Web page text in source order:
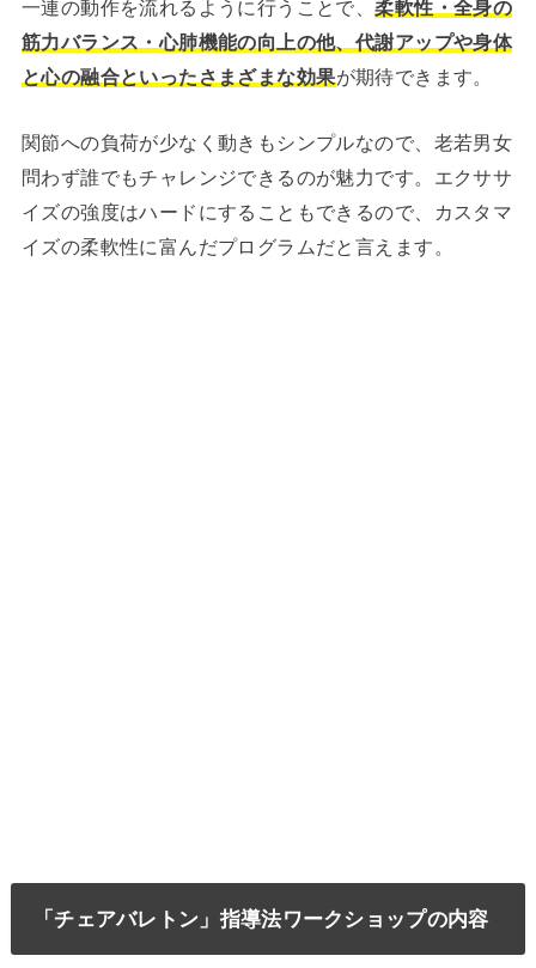
一連の動作を流れるように行うことで、柔軟性・全身の
筋力バランス・心肺機能の向上の他、代謝アップや身体
と心の融合といったさまざまな効果が期待できます。
関節への負荷が少なく動きもシンプルなので、老若男女
問わず誰でもチャレンジできるのが魅力です。エクササ
イズの強度はハードにすることもできるので、カスタマ
イズの柔軟性に富んだプログラムだと言えます。
「チェアバレトン」指導法ワークショップの内容